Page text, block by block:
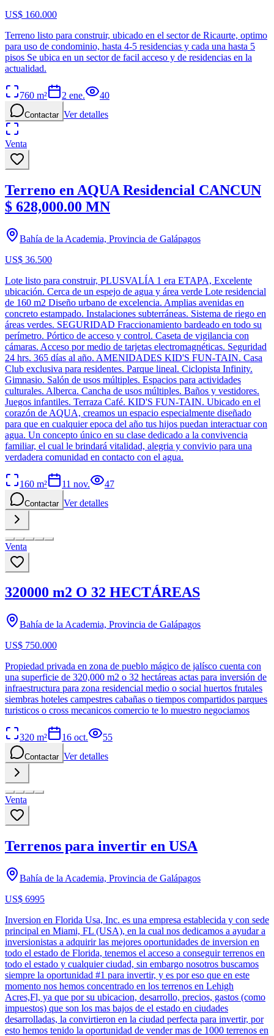
US$ 160.000
Terreno listo para construir, ubicado en el sector de Ricaurte, optimo
para uso de condominio, hasta 4-5 residencias y cada una hasta 5
pisos Se ubica en un sector de facil acceso y de residencias en la
actualidad.
760 m² 2 ene. 40
Contactar Ver detalles
Venta
Terreno en AQUA Residencial CANCUN
$ 628,000.00 MN
Bahía de la Academia, Provincia de Galápagos
US$ 36.500
Lote listo para construir, PLUSVALÍA 1 era ETAPA, Excelente
ubicación. Cerca de un espejo de agua y área verde Lote residencial
de 160 m2 Diseño urbano de excelencia. Amplias avenidas en
concreto estampado. Instalaciones subterráneas. Sistema de riego en
áreas verdes. SEGURIDAD Fraccionamiento bardeado en todo su
perímetro. Pórtico de acceso y control. Caseta de vigilancia con
cámaras. Acceso por medio de tarjetas electromagnéticas. Seguridad
24 hrs. 365 días al año. AMENIDADES KID'S FUN-TAIN. Casa
Club exclusiva para residentes. Parque lineal. Ciclopista Infinity.
Gimnasio. Salón de usos múltiples. Espacios para actividades
culturales. Alberca. Cancha de usos múltiples. Baños y vestidores.
Juegos infantiles. Terraza Café. KID'S FUN-TAIN. Ubicado en el
corazón de AQUA, creamos un espacio especialmente diseñado
para que en cualquier epoca del año tus hijos puedan interactuar con
agua. Un concepto único en su clase dedicado a la convivencia
familiar, el cual le brindará vitalidad, alegria y convivio para una
verdadera comunidad en contacto con el agua.
160 m² 11 nov. 47
Contactar Ver detalles
Venta
320000 m2 O 32 HECTÁREAS
Bahía de la Academia, Provincia de Galápagos
US$ 750.000
Propiedad privada en zona de pueblo mágico de jalísco cuenta con
una superficie de 320,000 m2 o 32 hectáreas actas para inversión de
infraestructura para zona residencial medio o social huertos frutales
siembras hoteles campestres cabañas o tiempos compartidos parques
turisticos o cross mecanicos comercio te lo muestro negociamos
320 m² 16 oct. 55
Contactar Ver detalles
Venta
Terrenos para invertir en USA
Bahía de la Academia, Provincia de Galápagos
US$ 6995
Inversion en Florida Usa, Inc. es una empresa establecida y con sede
principal en Miami, FL (USA), en la cual nos dedicamos a ayudar a
inversionistas a adquirir las mejores oportunidades de inversion en
todo el estado de Florida, tenemos el acceso a conseguir terrenos en
todo el estado y cualquier ciudad, sin embargo nosotros buscamos
siempre la oportunidad #1 para invertir, y es por eso que en este
momento nos hemos concentrado en los terrenos en Lehigh
Acres,Fl, ya que por su ubicacion, desarrollo, precios, gastos (como
impuestos) que son los mas bajos de el estado en ciudades
desarrolladas, la convirtieron en la ciudad perfecta para invertir, por
esto hemos tenido la oportunidad de vender mas de 1000 terrenos en